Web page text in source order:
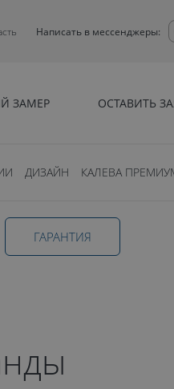
Написать в мессенджеры:
ЗАМЕР ОСТАВИТЬ
ДИЗАЙН КАЛЕВА
ГАРАНТИЯ